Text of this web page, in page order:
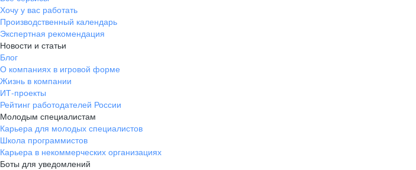
Хочу у вас работать
Производственный календарь
Экспертная рекомендация
Новости и статьи
Блог
О компаниях в игровой форме
Жизнь в компании
ИТ-проекты
Рейтинг работодателей России
Молодым специалистам
Карьера для молодых специалистов
Школа программистов
Карьера в некоммерческих организациях
Боты для уведомлений